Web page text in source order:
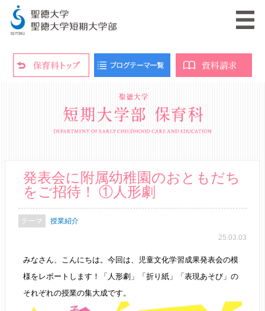
発表会に附属幼稚園のおともだち
をご招待！ ①人形劇
授業紹介
25.03.03
みなさん、こんにちは。今回は、児童文化学習成果発表会の模
様をレポートします！「人形劇」「折り紙」「表現あそび」の
それぞれの授業の集大成です。